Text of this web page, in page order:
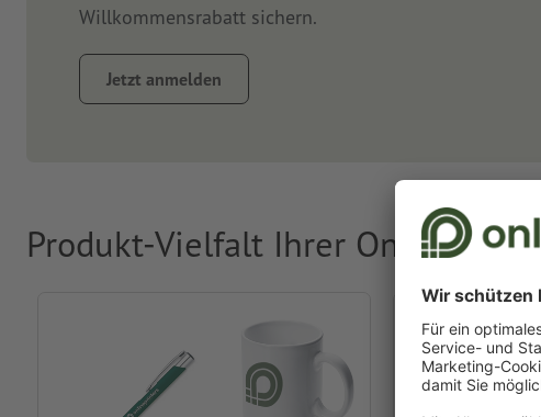
Willkommensrabatt sichern.
Jetzt anmelden
Produkt-Vielfalt Ihrer Online-